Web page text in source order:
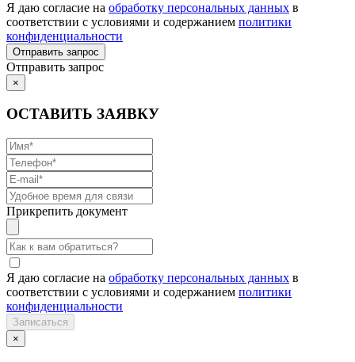
Я даю согласие на обработку персональных данных в
соответствии с условиями и содержанием политики
конфиденциальности
Отправить запрос
×
ОСТАВИТЬ ЗАЯВКУ
Прикрепить документ
Я даю согласие на обработку персональных данных в
соответствии с условиями и содержанием политики
конфиденциальности
×